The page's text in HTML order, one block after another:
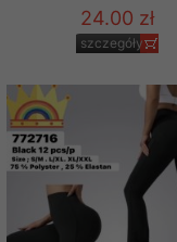
24.00 zł
szczegóły